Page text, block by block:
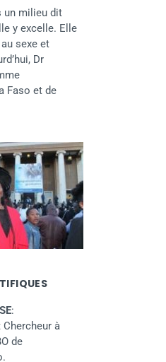
un milieu dit
y excelle. Elle
sexe et
Dr
Faso et de
:
à
de